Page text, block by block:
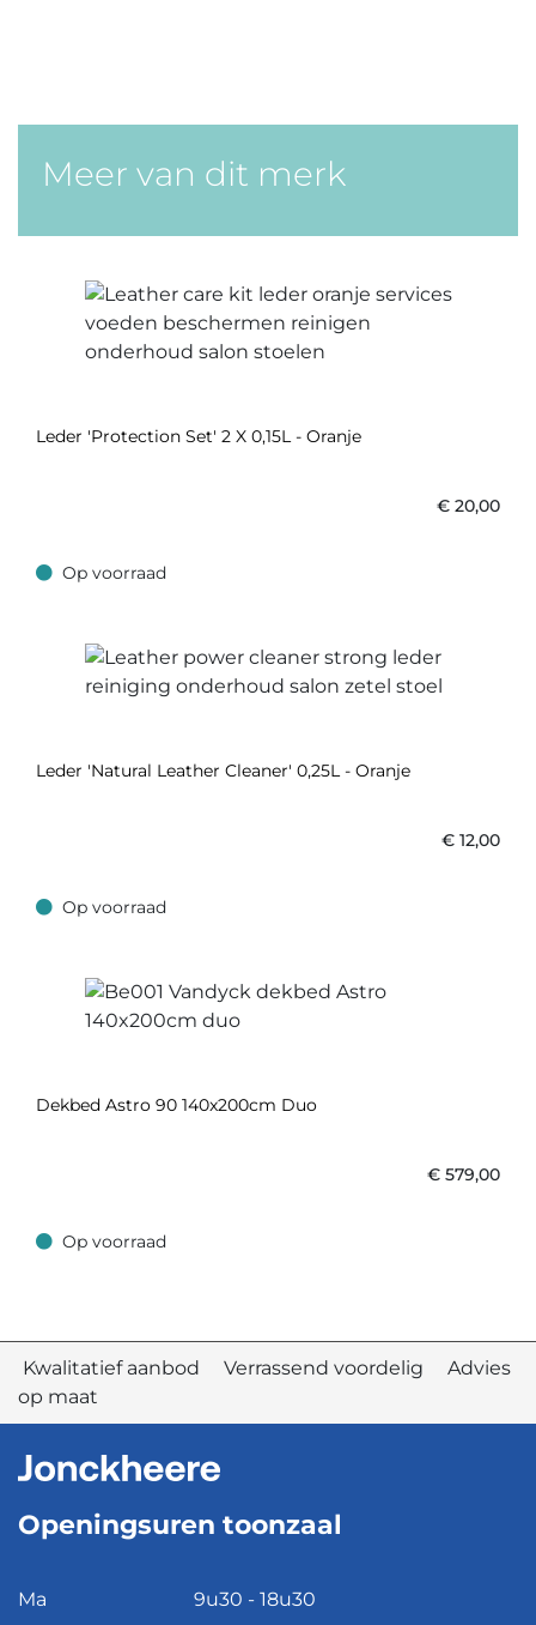
Meer van dit merk
Leder 'Protection Set' 2 X 0,15L - Oranje
€ 20,00
Op voorraad
Op voorraad
Leder 'Natural Leather Cleaner' 0,25L - Oranje
€ 12,00
Op voorraad
Op voorraad
Dekbed Astro 90 140x200cm Duo
€ 579,00
Op voorraad
Op voorraad
Kwalitatief aanbod Verrassend voordelig Advies
op maat
Openingsuren toonzaal
Ma
9u30 - 18u30